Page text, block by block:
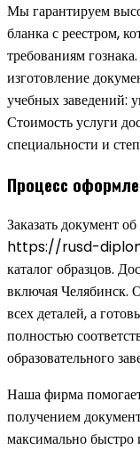
Мы гарантируем
бланка с реестром,
требованиям
изготовление
учебных заведений:
Стоимость услуги
специальности и
Процесс
Заказать документ
https://rusd-
каталог образцов.
включая Челябинск.
всех деталей, а
полностью
образовательного
Наша фирма
получением
максимально